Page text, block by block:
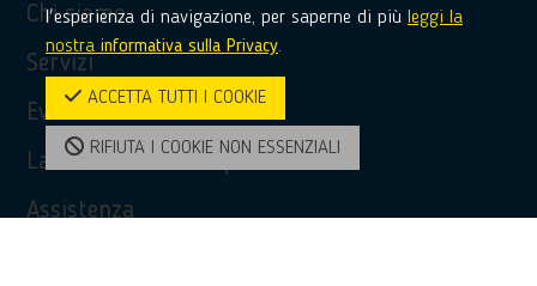
Chi siamo
Servizi
Eventi
La tua voce in Europa
Assistenza
l'esperienza di navigazione, per saperne di più leggi la
nostra informativa sulla Privacy.
ACCETTA TUTTI I COOKIE
RIFIUTA I COOKIE NON ESSENZIALI